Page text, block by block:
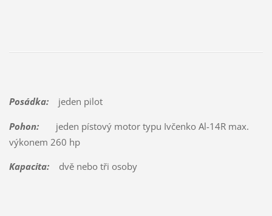
Posádka:jeden pilot
Pohon:jeden pístový motor typu Ivčenko Al-14R max.
výkonem 260 hp
Kapacita:dvě nebo tři osoby